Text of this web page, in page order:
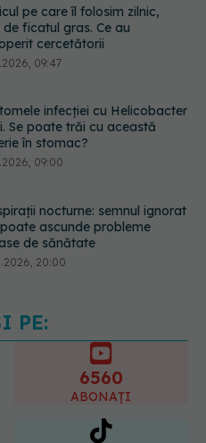
infecției cu Helicobacter
Se poate trăi cu această
în stomac?
nocturne: semnul ignorat
ascunde probleme
uleiul esențial de
pentru a opri căderea
PE:
6560
ABONAȚI